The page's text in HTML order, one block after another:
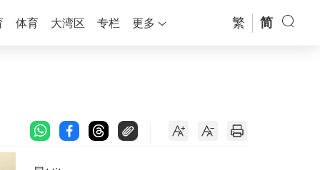
体育 大湾区 专栏 更多 繁 简